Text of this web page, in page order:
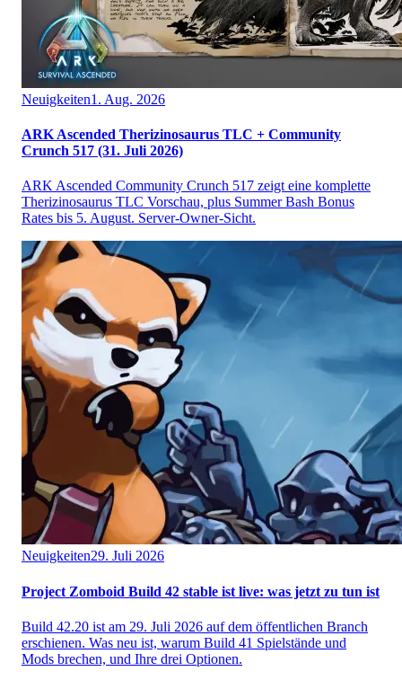
Neuigkeiten1. Aug. 2026
ARK Ascended Therizinosaurus TLC + Community
Crunch 517 (31. Juli 2026)
ARK Ascended Community Crunch 517 zeigt eine komplette
Therizinosaurus TLC Vorschau, plus Summer Bash Bonus
Rates bis 5. August. Server-Owner-Sicht.
Neuigkeiten29. Juli 2026
Project Zomboid Build 42 stable ist live: was jetzt zu tun ist
Build 42.20 ist am 29. Juli 2026 auf dem öffentlichen Branch
erschienen. Was neu ist, warum Build 41 Spielstände und
Mods brechen, und Ihre drei Optionen.